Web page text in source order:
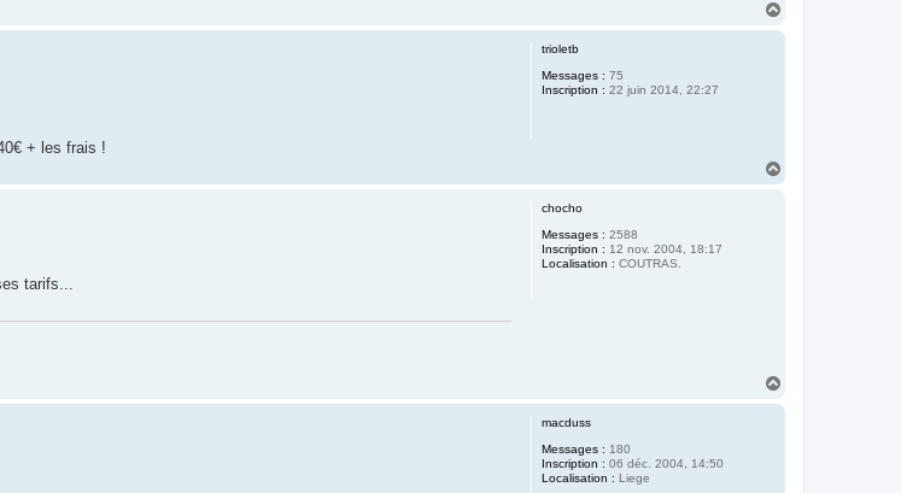
trioletb
Messages : 75
Inscription : 22 juin 2014, 22:27
+ les frais !
chocho
Messages : 2588
Inscription : 12 nov. 2004, 18:17
Localisation : COUTRAS.
tarifs...
macduss
Messages : 180
Inscription : 06 déc. 2004, 14:50
Localisation : Liege